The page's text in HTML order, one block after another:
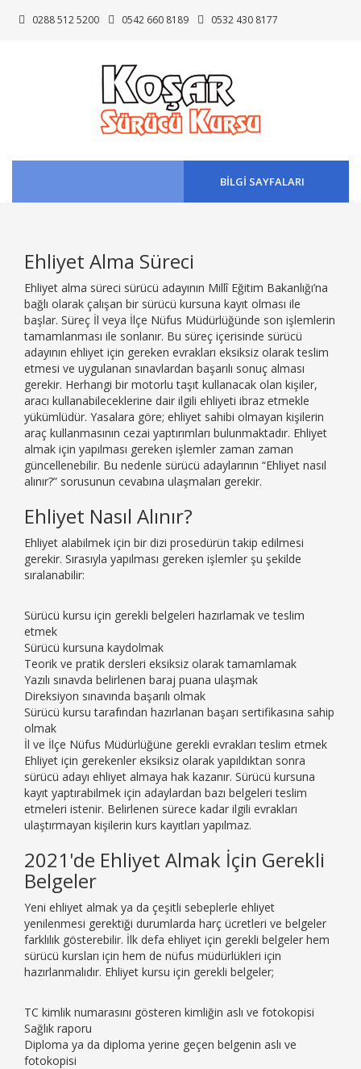
0288 512 5200 0542 660 8189 0532 430 8177
BİLGİ SAYFALARI
Ehliyet Alma Süreci
Ehliyet alma süreci sürücü adayının Millî Eğitim Bakanlığı’na
bağlı olarak çalışan bir sürücü kursuna kayıt olması ile
başlar. Süreç İl veya İlçe Nüfus Müdürlüğünde son işlemlerin
tamamlanması ile sonlanır. Bu süreç içerisinde sürücü
adayının ehliyet için gereken evrakları eksiksiz olarak teslim
etmesi ve uygulanan sınavlardan başarılı sonuç alması
gerekir. Herhangi bir motorlu taşıt kullanacak olan kişiler,
aracı kullanabileceklerine dair ilgili ehliyeti ibraz etmekle
yükümlüdür. Yasalara göre; ehliyet sahibi olmayan kişilerin
araç kullanmasının cezai yaptırımları bulunmaktadır. Ehliyet
almak için yapılması gereken işlemler zaman zaman
güncellenebilir. Bu nedenle sürücü adaylarının “Ehliyet nasıl
alınır?” sorusunun cevabına ulaşmaları gerekir.
Ehliyet Nasıl Alınır?
Ehliyet alabilmek için bir dizi prosedürün takip edilmesi
gerekir. Sırasıyla yapılması gereken işlemler şu şekilde
sıralanabilir:
Sürücü kursu için gerekli belgeleri hazırlamak ve teslim
etmek
Sürücü kursuna kaydolmak
Teorik ve pratik dersleri eksiksiz olarak tamamlamak
Yazılı sınavda belirlenen baraj puana ulaşmak
Direksiyon sınavında başarılı olmak
Sürücü kursu tarafından hazırlanan başarı sertifikasına sahip
olmak
İl ve İlçe Nüfus Müdürlüğüne gerekli evrakları teslim etmek
Ehliyet için gerekenler eksiksiz olarak yapıldıktan sonra
sürücü adayı ehliyet almaya hak kazanır. Sürücü kursuna
kayıt yaptırabilmek için adaylardan bazı belgeleri teslim
etmeleri istenir. Belirlenen sürece kadar ilgili evrakları
ulaştırmayan kişilerin kurs kayıtları yapılmaz.
2021'de Ehliyet Almak İçin Gerekli
Belgeler
Yeni ehliyet almak ya da çeşitli sebeplerle ehliyet
yenilenmesi gerektiği durumlarda harç ücretleri ve belgeler
farklılık gösterebilir. İlk defa ehliyet için gerekli belgeler hem
sürücü kursları için hem de nüfus müdürlükleri için
hazırlanmalıdır. Ehliyet kursu için gerekli belgeler;
TC kimlik numarasını gösteren kimliğin aslı ve fotokopisi
Sağlık raporu
Diploma ya da diploma yerine geçen belgenin aslı ve
fotokopisi